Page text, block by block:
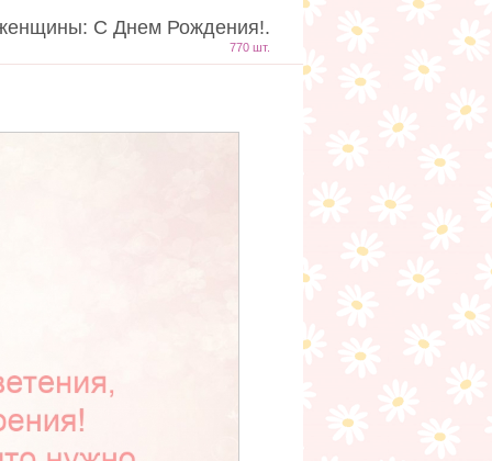
С Днем Рождения!.
770 шт.